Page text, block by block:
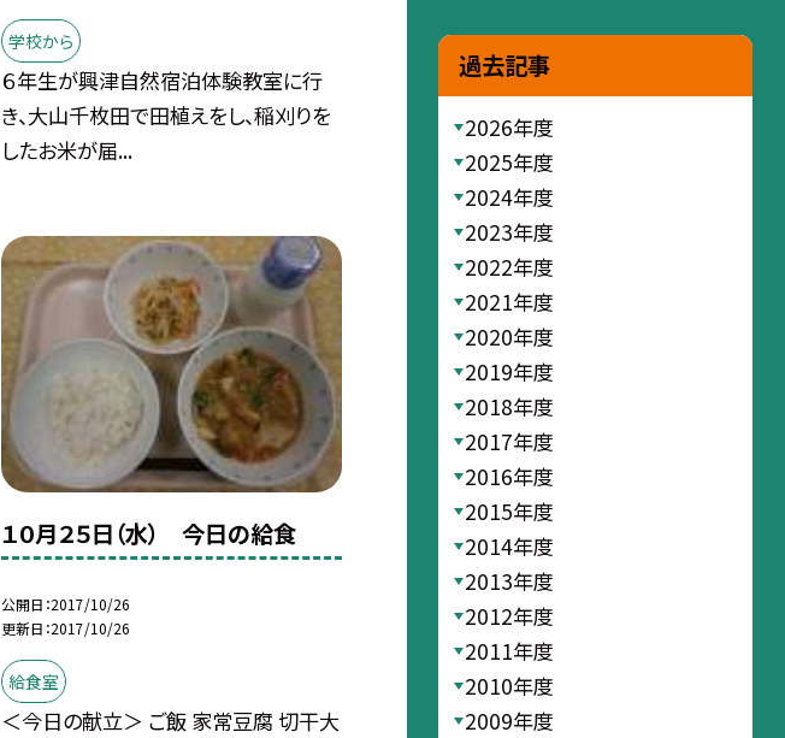
学校から
６年生が興津自然宿泊体験教室に行
き、大山千枚田で田植えをし、稲刈りを
したお米が届...
１０月２５日（水） 今日の給食
公開日 2017/10/26
更新日 2017/10/26
給食室
＜今日の献立＞ ご飯 家常豆腐 切干大
過去記事
2026年度
2025年度
2024年度
2023年度
2022年度
2021年度
2020年度
2019年度
2018年度
2017年度
2016年度
2015年度
2014年度
2013年度
2012年度
2011年度
2010年度
2009年度